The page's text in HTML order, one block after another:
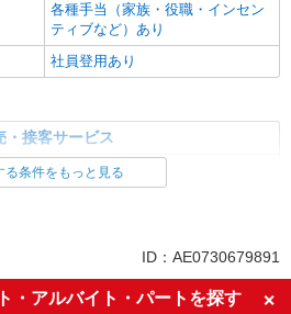
各種手当（家族・役職・インセン
ティブなど）あり
社員登用あり
・接客サービス
ボーナス・賞与あり
車通勤OK
る条件をもっと見る
ID：AE0730679891
・アルバイト・パートを探す